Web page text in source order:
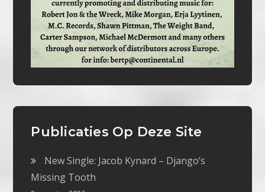
Publicaties Op Deze Site
New Single: Jacob Kynard – Django’s
Missing Tooth